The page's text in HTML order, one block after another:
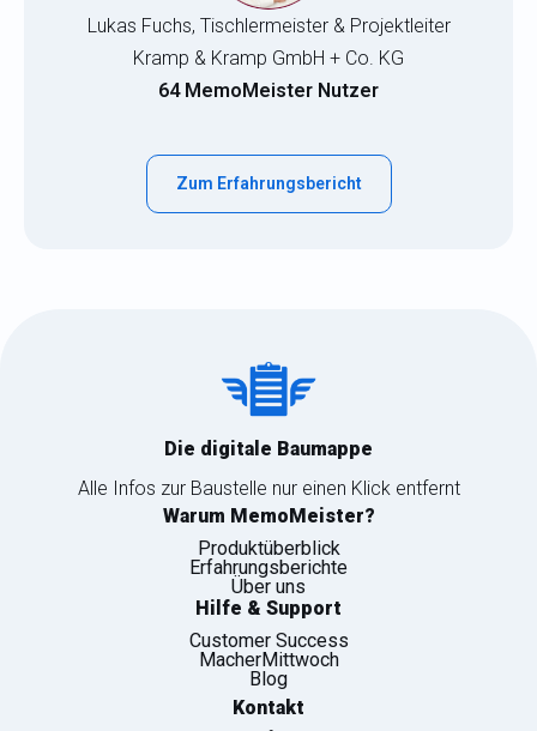
Lukas Fuchs, Tischlermeister & Projektleiter
Kramp & Kramp GmbH + Co. KG
64 MemoMeister Nutzer
Zum Erfahrungsbericht
Die digitale Baumappe
Alle Infos zur Baustelle nur einen Klick entfernt
Warum MemoMeister?
Produktüberblick
Erfahrungsberichte
Über uns
Hilfe & Support
Customer Success
MacherMittwoch
Blog
Kontakt